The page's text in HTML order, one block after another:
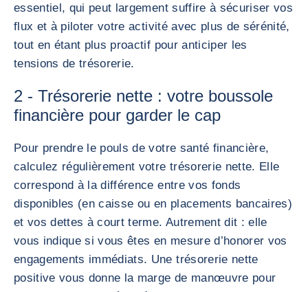
essentiel, qui peut largement suffire à sécuriser vos
flux et à piloter votre activité avec plus de sérénité,
tout en étant plus proactif pour anticiper les
tensions de trésorerie.
2 - Trésorerie nette : votre boussole
financière pour garder le cap
Pour prendre le pouls de votre santé financière,
calculez régulièrement votre trésorerie nette. Elle
correspond à la différence entre vos fonds
disponibles (en caisse ou en placements bancaires)
et vos dettes à court terme. Autrement dit : elle
vous indique si vous êtes en mesure d’honorer vos
engagements immédiats. Une trésorerie nette
positive vous donne la marge de manœuvre pour